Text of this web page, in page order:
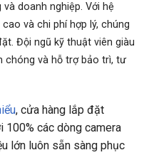
doanh nghiệp. Với hệ
và chi phí hợp lý, chúng
Đội ngũ kỹ thuật viên giàu
chóng và hỗ trợ bảo trì, tư
, cửa hàng lắp đặt
100% các dòng camera
lớn luôn sẵn sàng phục